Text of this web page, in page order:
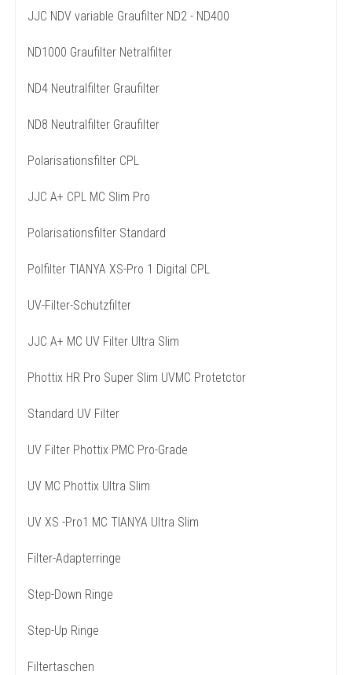
JJC NDV variable Graufilter ND2 - ND400
ND1000 Graufilter Netralfilter
ND4 Neutralfilter Graufilter
ND8 Neutralfilter Graufilter
Polarisationsfilter CPL
JJC A+ CPL MC Slim Pro
Polarisationsfilter Standard
Polfilter TIANYA XS-Pro 1 Digital CPL
UV-Filter-Schutzfilter
JJC A+ MC UV Filter Ultra Slim
Phottix HR Pro Super Slim UVMC Protetctor
Standard UV Filter
UV Filter Phottix PMC Pro-Grade
UV MC Phottix Ultra Slim
UV XS -Pro1 MC TIANYA Ultra Slim
Filter-Adapterringe
Step-Down Ringe
Step-Up Ringe
Filtertaschen